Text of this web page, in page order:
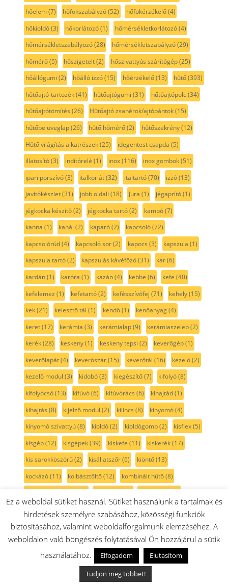
hőelem(7) hőfokszabályzó(52) hőfokérzékelő(4)
hőkioldó(3) hőkorlátozó(1) hőmérsékletkorlátozó(4)
hőmérsékletszabályozó(28) hőmérsékletszabályzó(29)
hőmérő(5) hőszigetelt(2) hőszivattyús szárítógép(25)
hőállógumi (2) hőálló izzó(15) hőérzékelő(13) hűtő(393)
hűtőajtó-tartozék(41) hűtőajtógumi (31) hűtőajtópolc(34)
hűtőajtótömítés (26) Hűtőajtó zsanérok/ajtópántok(15)
hűtőbe üveglap(26) hűtő hőmérő(2) hűtőszekrény(12)
Hűtő világítás alkatrészek(25) idegentest csapda (5)
illatosító(3) indítórelé (1) inox(116) inox gombok(51)
ipari porszívó(3) italkorlát(32) italtartó(70) izzó(13)
javítókészlet(31) jobb oldali (18) Jura (1) jégaprító(1)
jégkocka készítő(2) jégkocka tartó(2) kampó(7)
kanna (1) kanál (2) kaparó(2) kapcsoló(72)
kapcsolórúd(4) kapcsoló sor(2) kapocs (3) kapszula (1)
kapszula tartó(2) kapszulás kávéfőző(31) kar(6)
kardán(1) karóra (1) kazán(4) kebbe (6) kefe (40)
kefelemez (1) kefetartó(2) kefésszívófej (71) kehely(15)
kek(21) kelesztő tál (1) kendő(1) kenőanyag(4)
keret(17) kerámia (3) kerámialap(9) kerámiaszelep(2)
kerék(28) keskeny(1) keskeny tepsi (2) keverőgép(1)
keverőlapát(4) keverőszár(15) keverőtál (16) kezelő(2)
kezelő modul (3) kidobó(3) kiegészítő(7) kifolyó(8)
kifolyócső(13) kifúvó(6) kifúvórács (6) kihajtád(1)
kihajtás (8) kijelző modul (2) kilincs (8) kinyomó(4)
kinyomó szivattyú(8) kioldó(2) kioldógomb(2) kisflex(5)
kisgép(12) kisgépek(39) kiskefe (11) kiskerék(17)
kis sarokköszörű(2) kisállatszőr(6) kiöntő(13)
kockázó(11) kolbásztöltő(12) kombinált hűtő(8)
kondenzátor
konyhagépek konzol
kopó alkatrész készlet(1) koronafűtés(4) korong(34)
koszorú fűtőszál(4) kosár (9) kosáralkatrész (37)
kosárcsapágy(10) kosárgörgő(15) kosárkerék(21)
kosárrögzítő(13) kosársín
Ez a weboldal sütiket használ. Sütiket használunk a tartalmak és
hirdetések személyre szabásához, közösségi funkciók
biztosításához, valamint weboldalforgalmunk elemzéséhez. A
weboldalon való böngészés folytatásával Ön hozzájárul a sütik
használatához.
Elfogadom
Elutasítom
Tudjon meg többet!